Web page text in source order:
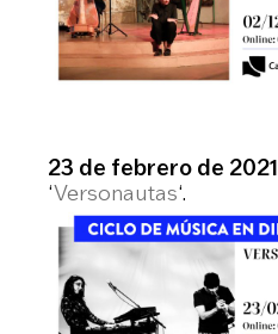
23 de febrero de 2021
‘Versonautas‘.